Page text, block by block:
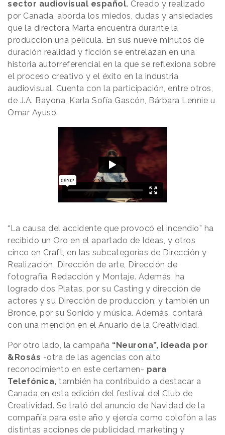
sector audiovisual español. Creado y realizado
por Canada, aborda los miedos, dudas y ansiedades
que la directora Marta encuentra durante la
producción una película. En sus nueve minutos de
duración realidad y ficción se entrelazan en una
historia autorreferencial en la que se reflexiona sobre
el proceso creativo y el éxito en la industria
audiovisual. Cuenta con la participación, entre otros,
de J.A. Bayona, Karla Sofía Gascón, Bárbara Lennie u
Omar Ayuso.
“La causa del accidente que provocó el incendio” ha
recibido un Oro en el apartado de Ideas, y otros
cinco en Craft, en las subcategorías de Dirección y
Realización, Dirección de arte, Dirección de
fotografía, Redacción y Montaje. Además, ha
logrado dos Platas, por su Casting y dirección de
actores y su Dirección de producción; y también un
Bronce, por su Sonido y música. Además, contará
con una mención en el Anuario de la Creatividad.
Por otro lado, la campaña “Neurona”, ideada por
&Rosás -otra de las agencias con alto
reconocimiento en este certamen- para
Telefónica, también ha contribuido a destacar a
Canada en esta edición del festival del Club de
Creatividad. Se trató del anuncio de Navidad de la
compañía para este año y ejercía como colofón a las
distintas acciones de publicidad, marketing y